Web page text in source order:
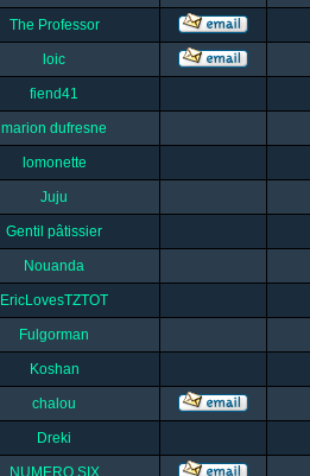
The Professor
loic
fiend41
marion dufresne
lomonette
Juju
Gentil pâtissier
Nouanda
EricLovesTZTOT
Fulgorman
Koshan
chalou
Dreki
NUMERO SIX